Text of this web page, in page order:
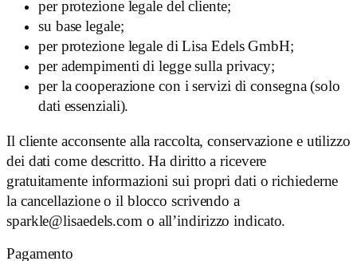
per protezione legale del cliente;
su base legale;
per protezione legale di Lisa Edels GmbH;
per adempimenti di legge sulla privacy;
per la cooperazione con i servizi di consegna (solo
dati essenziali).
Il cliente acconsente alla raccolta, conservazione e utilizzo
dei dati come descritto. Ha diritto a ricevere
gratuitamente informazioni sui propri dati o richiederne
la cancellazione o il blocco scrivendo a
sparkle@lisaedels.com o all’indirizzo indicato.
Pagamento